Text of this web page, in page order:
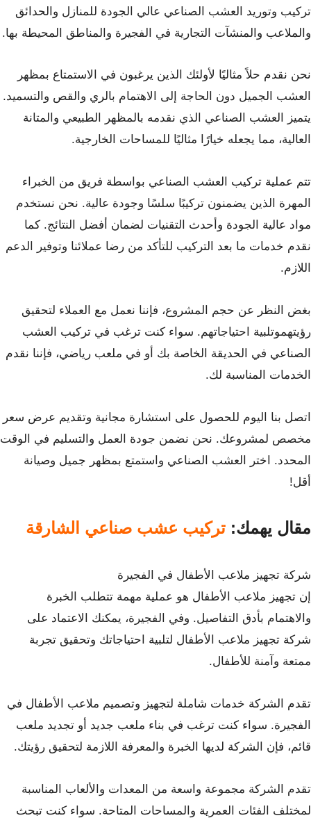
تركيب وتوريد العشب الصناعي عالي الجودة للمنازل والحدائق
والملاعب والمنشآت التجارية في الفجيرة والمناطق المحيطة بها.
نحن نقدم حلاً مثاليًا لأولئك الذين يرغبون في الاستمتاع بمظهر
العشب الجميل دون الحاجة إلى الاهتمام بالري والقص والتسميد.
يتميز العشب الصناعي الذي نقدمه بالمظهر الطبيعي والمتانة
العالية، مما يجعله خيارًا مثاليًا للمساحات الخارجية.
تتم عملية تركيب العشب الصناعي بواسطة فريق من الخبراء
المهرة الذين يضمنون تركيبًا سلسًا وجودة عالية. نحن نستخدم
مواد عالية الجودة وأحدث التقنيات لضمان أفضل النتائج. كما
نقدم خدمات ما بعد التركيب للتأكد من رضا عملائنا وتوفير الدعم
اللازم.
بغض النظر عن حجم المشروع، فإننا نعمل مع العملاء لتحقيق
رؤيتهموتلبية احتياجاتهم. سواء كنت ترغب في تركيب العشب
الصناعي في الحديقة الخاصة بك أو في ملعب رياضي، فإننا نقدم
الخدمات المناسبة لك.
اتصل بنا اليوم للحصول على استشارة مجانية وتقديم عرض سعر
مخصص لمشروعك. نحن نضمن جودة العمل والتسليم في الوقت
المحدد. اختر العشب الصناعي واستمتع بمظهر جميل وصيانة
أقل!
مقال يهمك: تركيب عشب صناعي الشارقة
شركة تجهيز ملاعب الأطفال في الفجيرة
إن تجهيز ملاعب الأطفال هو عملية مهمة تتطلب الخبرة
والاهتمام بأدق التفاصيل. وفي الفجيرة، يمكنك الاعتماد على
شركة تجهيز ملاعب الأطفال لتلبية احتياجاتك وتحقيق تجربة
ممتعة وآمنة للأطفال.
تقدم الشركة خدمات شاملة لتجهيز وتصميم ملاعب الأطفال في
الفجيرة. سواء كنت ترغب في بناء ملعب جديد أو تجديد ملعب
قائم، فإن الشركة لديها الخبرة والمعرفة اللازمة لتحقيق رؤيتك.
تقدم الشركة مجموعة واسعة من المعدات والألعاب المناسبة
لمختلف الفئات العمرية والمساحات المتاحة. سواء كنت تبحث